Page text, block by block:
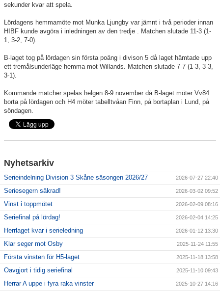
sekunder kvar att spela.
Lördagens hemmamöte mot Munka Ljungby var jämnt i två perioder innan
HIBF kunde avgöra i inledningen av den tredje . Matchen slutade 11-3 (1-
1, 3-2, 7-0).
B-laget tog på lördagen sin första poäng i divison 5 då laget hämtade upp
ett tremålsunderläge hemma mot Willands. Matchen slutade 7-7 (1-3, 3-3,
3-1).
Kommande matcher spelas helgen 8-9 november då B-laget möter Vv84
borta på lördagen och H4 möter tabelltvåan Finn, på bortaplan i Lund, på
söndagen.
Nyhetsarkiv
Serieindelning Division 3 Skåne säsongen 2026/27 2026-07-27 22:40
Seriesegern säkrad! 2026-03-02 09:52
Vinst i toppmötet 2026-02-09 08:16
Seriefinal på lördag! 2026-02-04 14:25
Herrlaget kvar i serieledning 2026-01-12 13:30
Klar seger mot Osby 2025-11-24 11:55
Första vinsten för H5-laget 2025-11-18 13:58
Oavgjort i tidig seriefinal 2025-11-10 09:43
Herrar A uppe i fyra raka vinster 2025-10-27 14:16